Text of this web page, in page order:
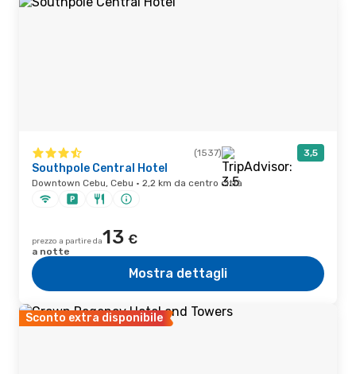
(1537) 3,5
Southpole Central Hotel
Downtown Cebu, Cebu · 2,2 km da centro città
prezzo a partire da13 €
a notte
Mostra dettagli
Sconto extra disponibile